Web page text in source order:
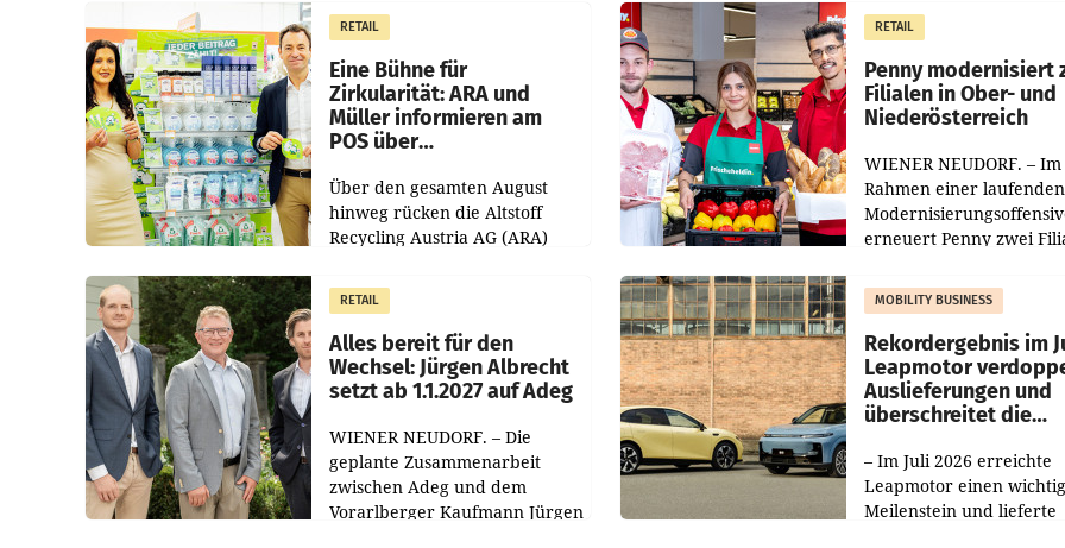
RETAIL
Eine Bühne für
Zirkularität: ARA und
Müller informieren am
POS über
Über den gesamten August
hinweg rücken die Altstoff
Recycling Austria AG (ARA)
Müller die Initiative „Kreislauf-
Helden“ in allen
österreichischen Müller-Filialen
RETAIL
Penny modernisiert
Filialen in Ober- und
Niederösterreich
WIENER NEUDORF. – Im
Rahmen einer laufenden
erneuert Penny zwei
Die beiden Standorte
Haag sowie im rund
RETAIL
Alles bereit für den
Wechsel: Jürgen Albrecht
setzt ab 1.1.2027 auf Adeg
WIENER NEUDORF. – Die
geplante Zusammenarbeit
zwischen Adeg und dem
Vorarlberger Kaufmann Jürgen
MOBILITY BUSINESS
Rekordergebnis im
Leapmotor
Auslieferungen und
überschreitet die
– Im Juli 2026 erreichte
Leapmotor einen
Meilenstein und lieferte